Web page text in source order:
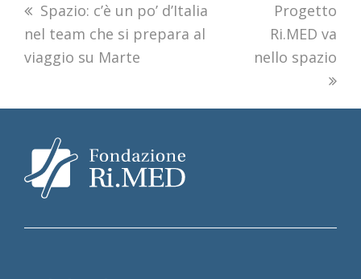
previous
post:
Spazio: c’è un po’ d’Italia
nel team che si prepara al
viaggio su Marte
next
post:
Progetto
Ri.MED va
nello spazio